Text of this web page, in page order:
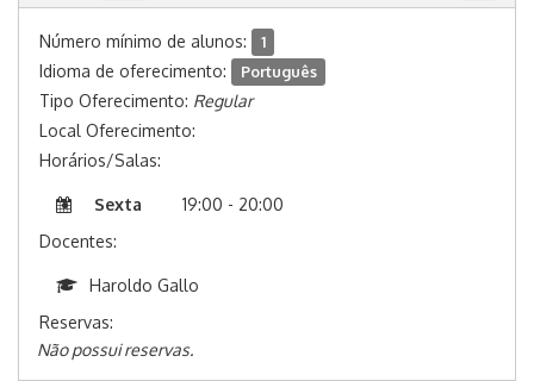
Número mínimo de alunos: 1
Idioma de oferecimento: Português
Tipo Oferecimento: Regular
Local Oferecimento:
Horários/Salas:
Sexta
19:00 - 20:00
Docentes:
Haroldo Gallo
Reservas:
Não possui reservas.